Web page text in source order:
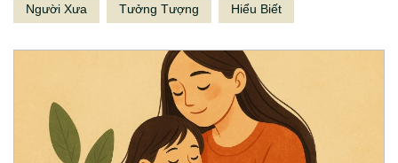
Người Xưa Tưởng Tượng Hiểu Biết